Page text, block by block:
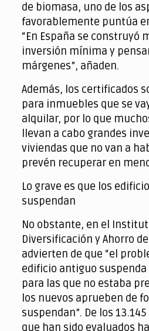
de biomasa, uno de los
favorablemente puntúa
“En España se construyó
inversión mínima y
márgenes”, añaden.
Además, los certificados
para inmuebles que se
alquilar, por lo que
llevan a cabo grandes
viviendas que no van a
prevén recuperar en
Lo grave es que los
suspendan
No obstante, en el
Diversificación y Ahorro de
advierten de que “el
edificio antiguo
para las que no estaba
los nuevos aprueben de
suspendan”. De los
que han sido evaluados